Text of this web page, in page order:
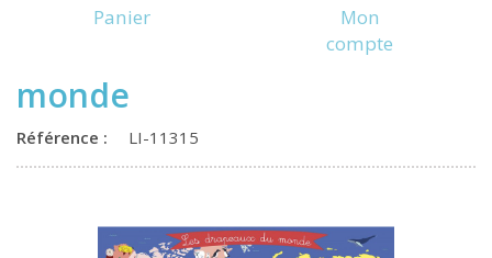
Panier
Mon
compte
monde
Référence : LI-11315